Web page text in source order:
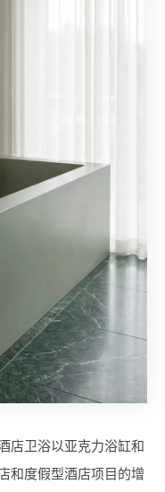
店卫浴以亚克力浴缸和
和度假型酒店项目的增